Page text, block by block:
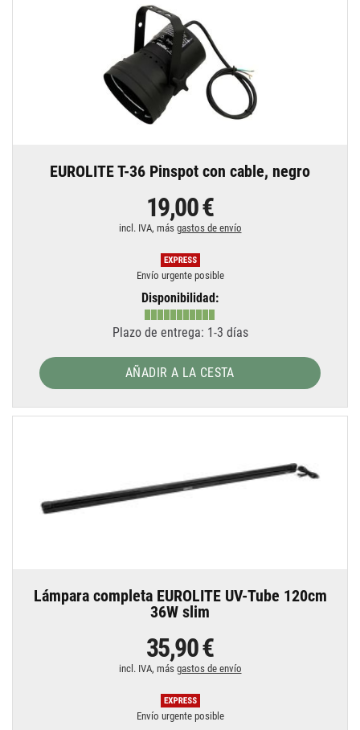
EUROLITE T-36 Pinspot con cable, negro
19,00 €
incl. IVA, más gastos de envío
Envío urgente posible
Disponibilidad:
Plazo de entrega: 1-3 días
AÑADIR A LA CESTA
Lámpara completa EUROLITE UV-Tube 120cm
36W slim
35,90 €
incl. IVA, más gastos de envío
Envío urgente posible